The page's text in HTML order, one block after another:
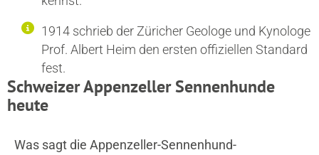
1914 schrieb der Züricher Geologe und Kynologe
Prof. Albert Heim den ersten offiziellen Standard
fest.
Schweizer Appenzeller Sennenhunde
heute
Was sagt die Appenzeller-Sennenhund-